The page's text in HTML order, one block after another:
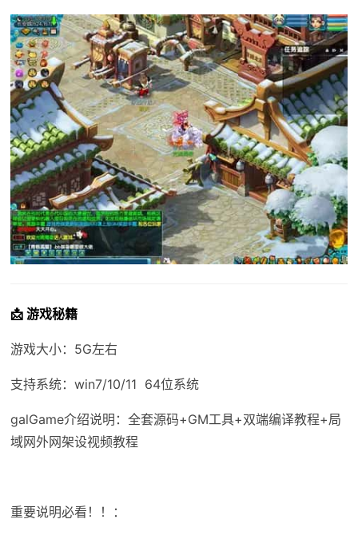
📩 游戏秘籍
游戏大小：5G左右
支持系统：win7/10/11 64位系统
galGame介绍说明：全套源码+GM工具+双端编译教程+局
域网外网架设视频教程
重要说明必看！！：